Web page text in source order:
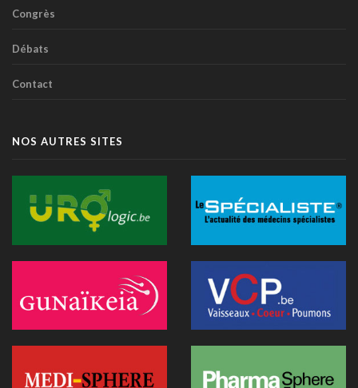
Alzheimer: un score prédit la démence dix ans avant les
symptômes
transparence
Littératie en santé digitale: une matinée d'information
TIM-HF3: l'IA vocale surpasse le suivi pondéral pour
anticiper la décompensation cardiaque
10 juillet 2026 - 12:25
dans la diffusion d'informations
07 juillet 2026 - 20:56
Les Belges restent les plus réticents d'Europe face au
diagnostic médical par l'IA (étude)
Congrès
Débats
Contact
NOS AUTRES SITES